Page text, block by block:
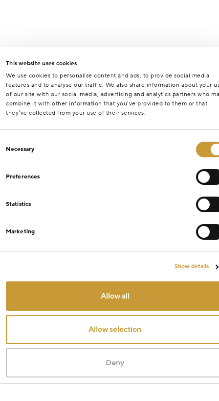
This website uses cookies
We use cookies to personalise content and ads, to provide social media
features and to analyse our traffic. We also share information about your
of our site with our social media, advertising and analytics partners who
combine it with other information that you’ve provided to them or that
they’ve collected from your use of their services.
Selection
Necessary
Preferences
Statistics
Marketing
Show details
Allow all
Allow selection
Deny